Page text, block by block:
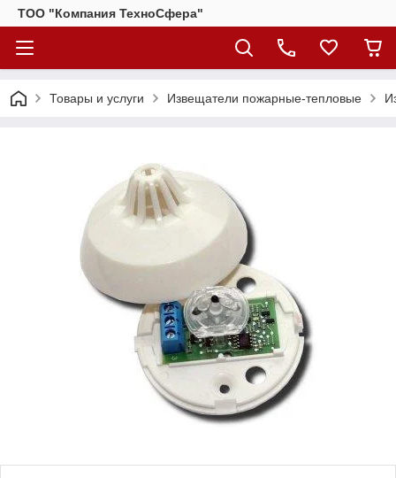
ТОО "Компания ТехноСфера"
Товары и услуги Извещатели пожарные-тепловые